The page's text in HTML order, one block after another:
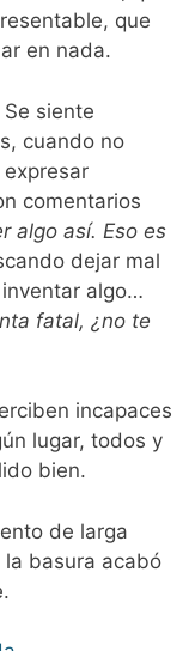
que
en nada.
siente
cuando no
comentarios
algo así. Eso es
dejar mal
algo…
fatal, ¿no te
incapaces
lugar, todos y
bien.
de larga
la basura acabó